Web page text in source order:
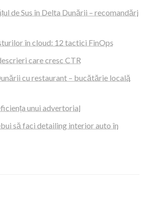
de Sus în Delta Dunării – recomandări
în cloud: 12 tactici FinOps
care cresc CTR
cu restaurant – bucătărie locală
unui advertorial
să faci detailing interior auto în